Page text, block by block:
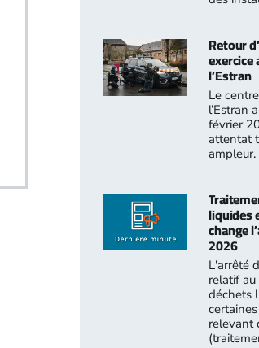
Retour
exercice
l’Estran
Le
l’Estran
février
attentat
liquides
change
2026
L'arrêté
relatif
déchets
relevant